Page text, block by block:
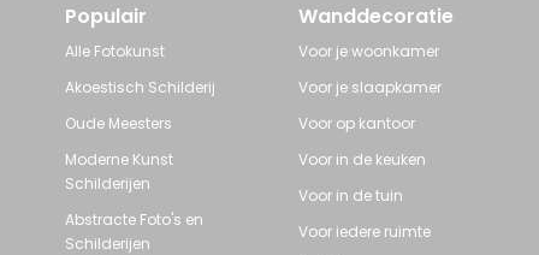
Populair
Alle Fotokunst
Akoestisch Schilderij
Oude Meesters
Moderne Kunst
Schilderijen
Abstracte Foto's en
Schilderijen
Wanddecoratie
Voor je woonkamer
Voor je slaapkamer
Voor op kantoor
Voor in de keuken
Voor in de tuin
Voor iedere ruimte